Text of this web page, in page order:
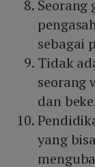
Seorang
sebagai
Tidak
seorang
dan
yang